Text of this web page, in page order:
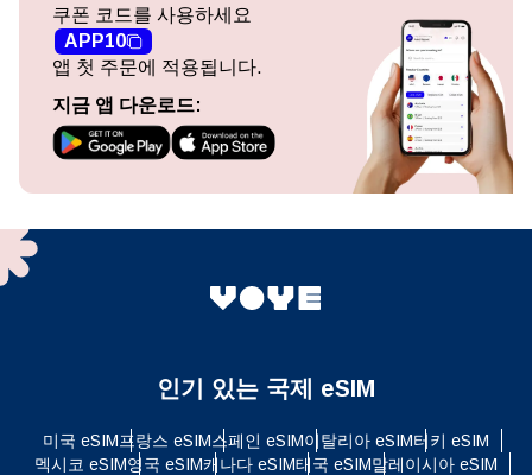
쿠폰 코드를 사용하세요
APP10
앱 첫 주문에 적용됩니다.
지금 앱 다운로드:
인기 있는 국제 eSIM
미국 eSIM프랑스 eSIM스페인 eSIM이탈리아 eSIM터키 eSIM
멕시코 eSIM영국 eSIM캐나다 eSIM태국 eSIM말레이시아 eSIM